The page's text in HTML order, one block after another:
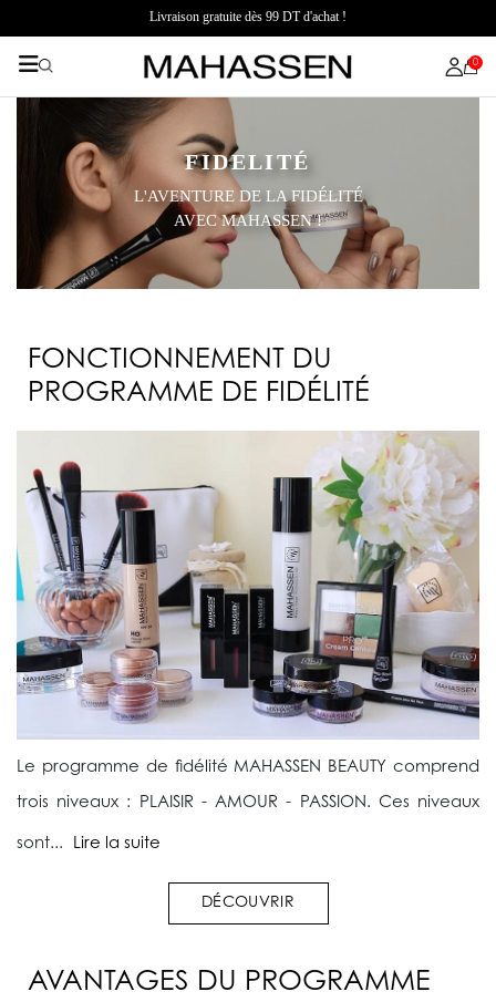
Livraison gratuite dès 99 DT d'achat !
0
FIDELITÉ
L'AVENTURE DE LA FIDÉLITÉ
AVEC MAHASSEN !
FONCTIONNEMENT DU
PROGRAMME DE FIDÉLITÉ
Le programme de fidélité MAHASSEN BEAUTY comprend
trois niveaux : PLAISIR - AMOUR - PASSION. Ces niveaux
sont... Lire la suite
DÉCOUVRIR
AVANTAGES DU PROGRAMME